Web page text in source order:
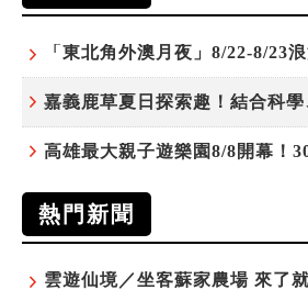
熱門新聞
雲遊仙境／坐客蘇家農場 來了